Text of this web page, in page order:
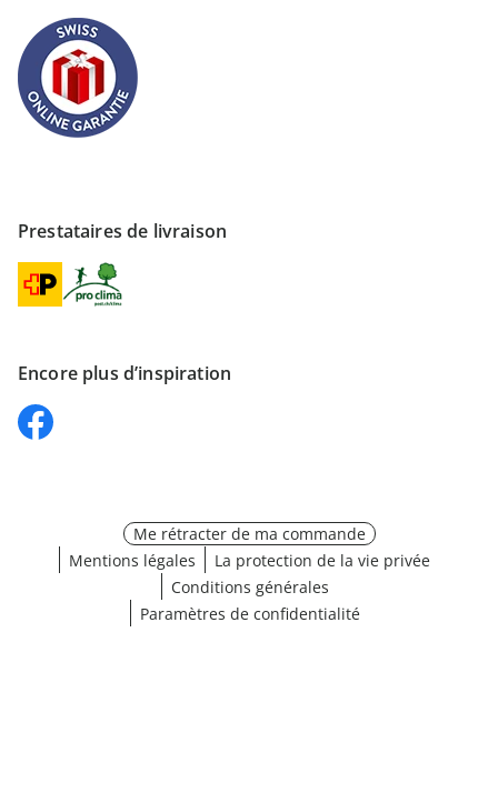
Prestataires de livraison
Encore plus d’inspiration
Me rétracter de ma commande
Mentions légales
La protection de la vie privée
Conditions générales
Paramètres de confidentialité